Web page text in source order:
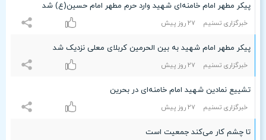
پیکر مطهر امام خامنه‌ای شهید وارد حرم مطهر امام حسین(ع) شد
خبرگزاری تسنیم ۲۷ روز پیش
پیکر مطهر امام شهید به بین الحرمین کربلای معلی نزدیک شد
خبرگزاری تسنیم ۲۷ روز پیش
تشییع نمادین شهید امام خامنه‌ای در بحرین
خبرگزاری تسنیم ۲۷ روز پیش
تا چشم کار می‌کند جمعیت است